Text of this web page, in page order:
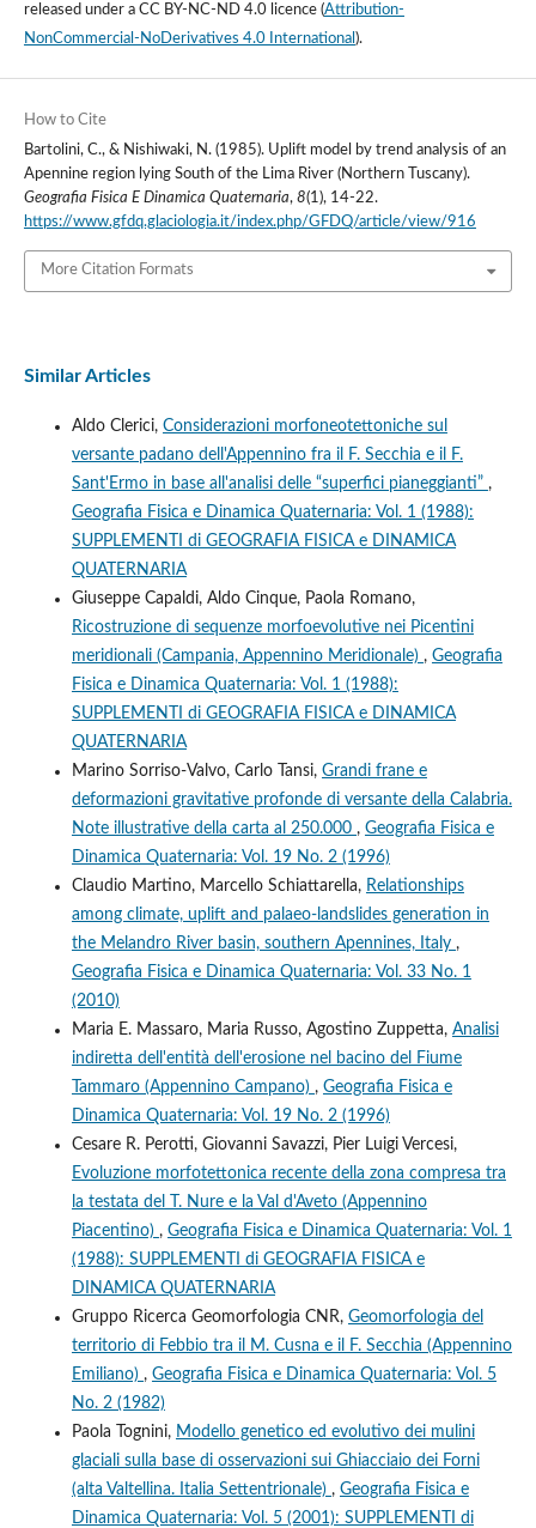
released under a CC BY-NC-ND 4.0 licence(Attribution-
NonCommercial-NoDerivatives 4.0 International ).
How to Cite
Bartolini, C., & Nishiwaki, N. (1985). Uplift model by trend analysis of an
Apennine region lying South of the Lima River (Northern Tuscany).
Geografia Fisica E Dinamica Quaternaria, 8(1), 14-22.
https://www.gfdq.glaciologia.it/index.php/GFDQ/article/view/916
More Citation Formats
Similar Articles
Aldo Clerici, Considerazioni morfoneotettoniche sul
versante padano dell'Appennino fra il F. Secchia e il F.
Sant'Ermo in base all'analisi delle “superfici pianeggianti” ,
Geografia Fisica e Dinamica Quaternaria: Vol. 1 (1988):
SUPPLEMENTI di GEOGRAFIA FISICA e DINAMICA
QUATERNARIA
Giuseppe Capaldi, Aldo Cinque, Paola Romano,
Ricostruzione di sequenze morfoevolutive nei Picentini
meridionali (Campania, Appennino Meridionale) , Geografia
Fisica e Dinamica Quaternaria: Vol. 1 (1988):
SUPPLEMENTI di GEOGRAFIA FISICA e DINAMICA
QUATERNARIA
Marino Sorriso-Valvo, Carlo Tansi, Grandi frane e
deformazioni gravitative profonde di versante della Calabria.
Note illustrative della carta al 250.000 , Geografia Fisica e
Dinamica Quaternaria: Vol. 19 No. 2 (1996)
Claudio Martino, Marcello Schiattarella, Relationships
among climate, uplift and palaeo-landslides generation in
the Melandro River basin, southern Apennines, Italy ,
Geografia Fisica e Dinamica Quaternaria: Vol. 33 No. 1
(2010)
Maria E. Massaro, Maria Russo, Agostino Zuppetta, Analisi
indiretta dell'entità dell'erosione nel bacino del Fiume
Tammaro (Appennino Campano) , Geografia Fisica e
Dinamica Quaternaria: Vol. 19 No. 2 (1996)
Cesare R. Perotti, Giovanni Savazzi, Pier Luigi Vercesi,
Evoluzione morfotettonica recente della zona compresa tra
la testata del T. Nure e la Val d'Aveto (Appennino
Piacentino) , Geografia Fisica e Dinamica Quaternaria: Vol. 1
(1988): SUPPLEMENTI di GEOGRAFIA FISICA e
DINAMICA QUATERNARIA
Gruppo Ricerca Geomorfologia CNR, Geomorfologia del
territorio di Febbio tra il M. Cusna e il F. Secchia (Appennino
Emiliano) , Geografia Fisica e Dinamica Quaternaria: Vol. 5
No. 2 (1982)
Paola Tognini, Modello genetico ed evolutivo dei mulini
glaciali sulla base di osservazioni sui Ghiacciaio dei Forni
(alta Valtellina. Italia Settentrionale) , Geografia Fisica e
Dinamica Quaternaria: Vol. 5 (2001): SUPPLEMENTI di